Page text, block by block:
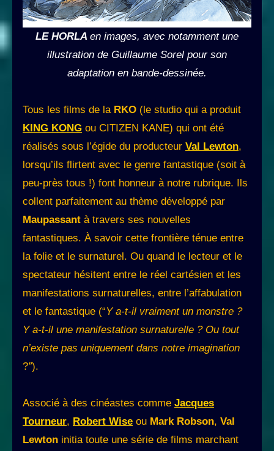
LE HORLA en images, avec notamment une
illustration de Guillaume Sorel pour son
adaptation en bande-dessinée.
Tous les films de la RKO (le studio qui a produit
KING KONG ou CITIZEN KANE) qui ont été
réalisés sous l’égide du producteur Val Lewton,
lorsqu’ils flirtent avec le genre fantastique (soit à
peu-près tous !) font honneur à notre rubrique. Ils
collent parfaitement au thème développé par
Maupassant à travers ses nouvelles
fantastiques. À savoir cette frontière ténue entre
la folie et le surnaturel. Ou quand le lecteur et le
spectateur hésitent entre le réel cartésien et les
manifestations surnaturelles, entre l’affabulation
et le fantastique (“Y a-t-il vraiment un monstre ?
Y a-t-il une manifestation surnaturelle ? Ou tout
n’existe pas uniquement dans notre imagination
?”).
Associé à des cinéastes comme Jacques
Tourneur, Robert Wise ou Mark Robson, Val
Lewton initia toute une série de films marchant